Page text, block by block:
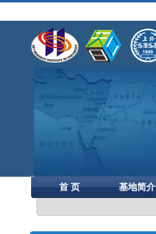
首 页 基地简介